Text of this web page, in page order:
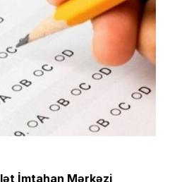
İmtahan Mərkəzi